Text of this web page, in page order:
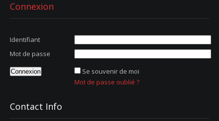
Connexion
Identifiant
Mot de passe
Se souvenir de moi
Mot de passe oublié ?
Contact Info